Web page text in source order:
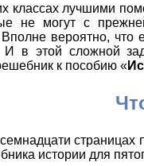
классах лучшими
не могут с
вероятно, что
в этой сложной
к пособию «
страницах
истории для